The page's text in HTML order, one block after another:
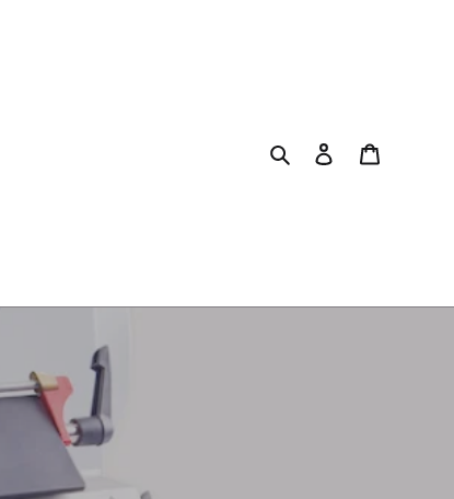
RechercherSe connecter